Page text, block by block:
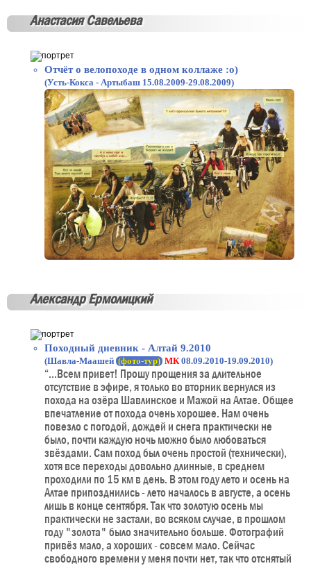
Анастасия Савельева
Отчёт о велопоходе в одном коллаже :o)
(Усть-Кокса - Артыбаш 15.08.2009-29.08.2009)
Александр Ермолицкий
Походный дневник - Алтай 9.2010
(Шавла-Маашей (фото-тур) МК08.09.2010-19.09.2010)
“...Всем привет! Прошу прощения за длительное
отсутствие в эфире, я только во вторник вернулся из
похода на озёра Шавлинское и Мажой на Алтае. Общее
впечатление от похода очень хорошее. Нам очень
повезло с погодой, дождей и снега практически не
было, почти каждую ночь можно было любоваться
звёздами. Сам поход был очень простой (технически),
хотя все переходы довольно длинные, в среднем
проходили по 15 км в день. В этом году лето и осень на
Алтае припозднились - лето началось в августе, а осень
лишь в конце сентября. Так что золотую осень мы
практически не застали, во всяком случае, в прошлом
году "золота" было значительно больше. Фотографий
привёз мало, а хороших - совсем мало. Сейчас
свободного времени у меня почти нет, так что отснятый